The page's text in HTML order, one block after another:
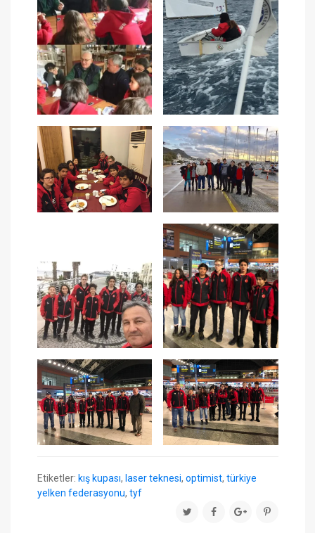
Etiketler: kış kupası, laser teknesi, optimist, türkiye
yelken federasyonu, tyf